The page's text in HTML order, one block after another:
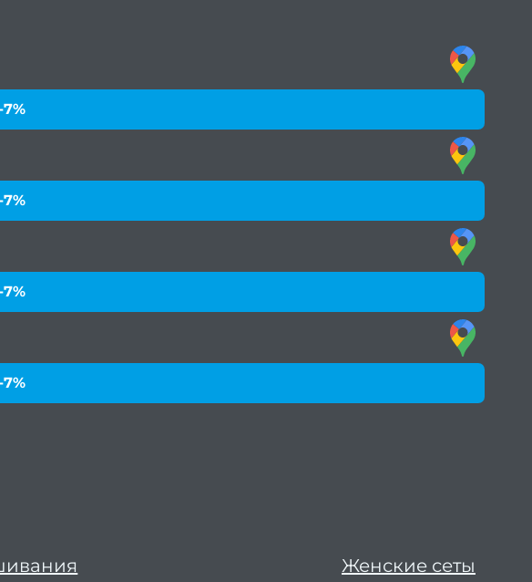
7%
7%
7%
7%
Женские сеты